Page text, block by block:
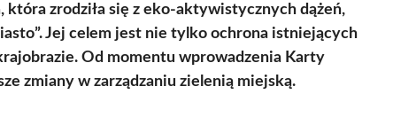
zrodziła się z eko-aktywistycznych dążeń,
Jej celem jest nie tylko ochrona istniejących
Od momentu wprowadzenia Karty
zmiany w zarządzaniu zielenią miejską.